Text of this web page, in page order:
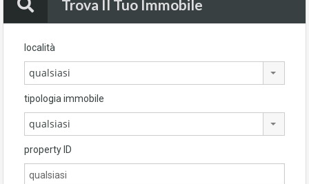
Trova Il Tuo Immobile
località
qualsiasi
tipologia immobile
qualsiasi
property ID